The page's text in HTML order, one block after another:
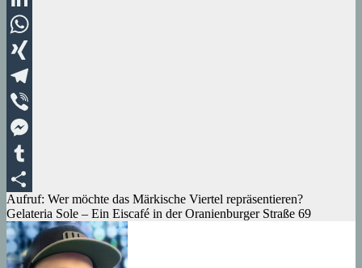
LinkedIn
WhatsApp
XING
Telegram
Viber
Messenger
Tumblr
Teilen
Beitragsnavigation
Aufruf: Wer möchte das Märkische Viertel repräsentieren?
Gelateria Sole – Ein Eiscafé in der Oranienburger Straße 69